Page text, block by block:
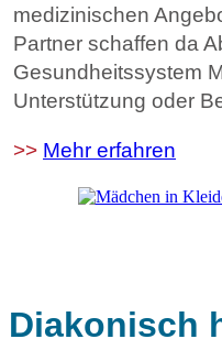
medizinischen
Partner schaffen da
Gesundheitssystem
Unterstützung oder
>> Mehr erfahren
Diakonisch